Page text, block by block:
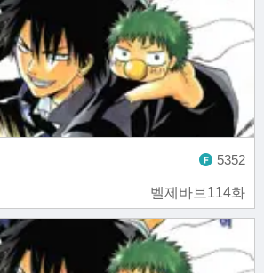
벨제바브114화
5352